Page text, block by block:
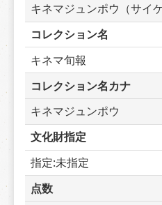
キネマジュンポウ（サイ
コレクション名
キネマ旬報
コレクション名カナ
キネマジュンポウ
文化財指定
指定:未指定
点数